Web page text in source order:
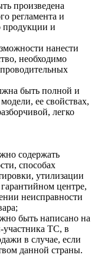
произведена
регламента и
и
нанести
необходимо
быть полной и
ее свойствах,
легко
содержать
способах
утилизации
центре,
неисправности
быть написано на
участника ТС, в
в случае, если
данной страны.